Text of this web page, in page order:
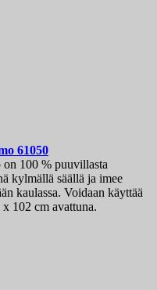
61050
100 % puuvillasta
kylmällä säällä ja imee
kaulassa. Voidaan käyttää
102 cm avattuna.